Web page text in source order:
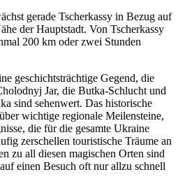
gerade Tscherkassy in Bezug auf
der Hauptstadt. Von Tscherkassy
200 km oder zwei Stunden
geschichtsträchtige Gegend, die
Jar, die Butka-Schlucht und
sind sehenwert. Das historische
wichtige regionale Meilensteine,
die für die gesamte Ukraine
zerschellen touristische Träume an
zu all diesen magischen Orten sind
einen Besuch oft nur allzu schnell